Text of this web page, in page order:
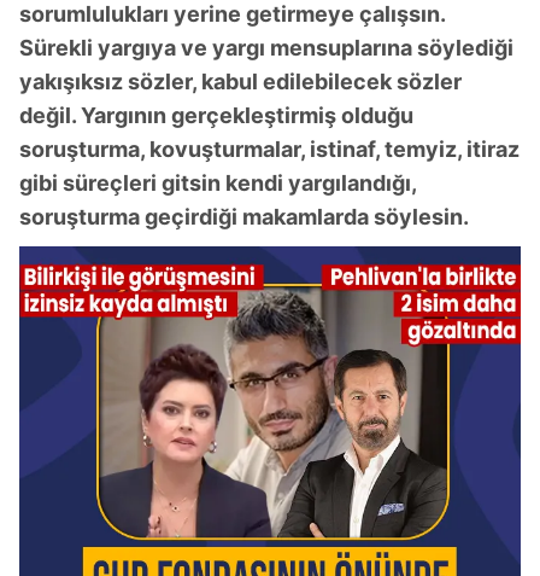
sorumlulukları yerine getirmeye çalışsın.
Sürekli yargıya ve yargı mensuplarına söylediği
yakışıksız sözler, kabul edilebilecek sözler
değil. Yargının gerçekleştirmiş olduğu
soruşturma, kovuşturmalar, istinaf, temyiz, itiraz
gibi süreçleri gitsin kendi yargılandığı,
soruşturma geçirdiği makamlarda söylesin.